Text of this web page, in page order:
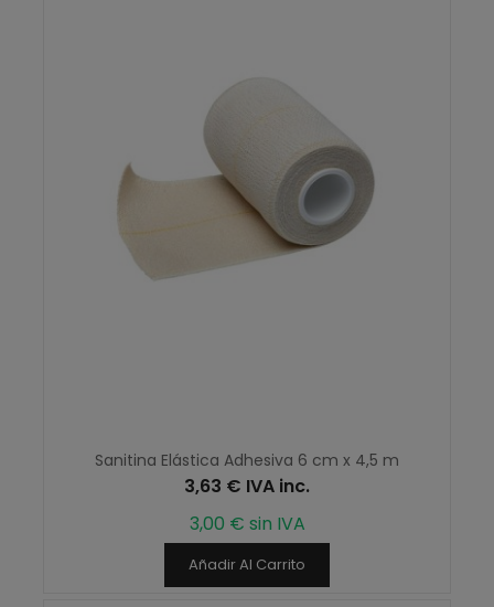
Sanitina Elástica Adhesiva 6 cm x 4,5 m
3,63 € IVA inc.
3,00 € sin IVA
Añadir Al Carrito